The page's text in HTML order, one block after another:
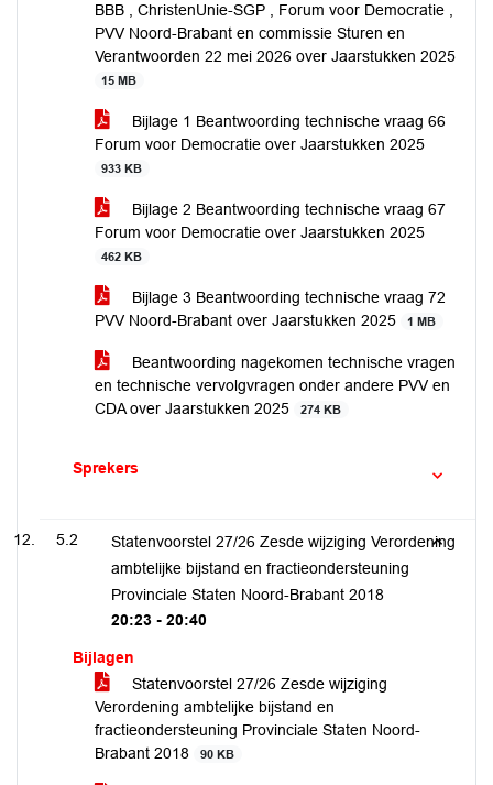
BBB , ChristenUnie-SGP , Forum voor Democratie ,
PVV Noord-Brabant en commissie Sturen en
Verantwoorden 22 mei 2026 over Jaarstukken 2025
15 MB
Bijlage 1 Beantwoording technische vraag 66
Forum voor Democratie over Jaarstukken 2025
933 KB
Bijlage 2 Beantwoording technische vraag 67
Forum voor Democratie over Jaarstukken 2025
462 KB
Bijlage 3 Beantwoording technische vraag 72
PVV Noord-Brabant over Jaarstukken 2025
1 MB
Beantwoording nagekomen technische vragen
en technische vervolgvragen onder andere PVV en
CDA over Jaarstukken 2025
274 KB
Sprekers
5.2
Statenvoorstel 27/26 Zesde wijziging Verordening
ambtelijke bijstand en fractieondersteuning
Provinciale Staten Noord-Brabant 2018
20:23 - 20:40
Bijlagen
Statenvoorstel 27/26 Zesde wijziging
Verordening ambtelijke bijstand en
fractieondersteuning Provinciale Staten Noord-
Brabant 2018
90 KB